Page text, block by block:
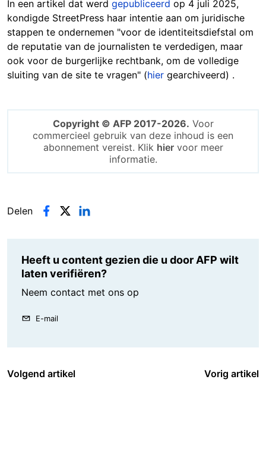
In een artikel dat werd gepubliceerd op 4 juli 2025,
kondigde StreetPress haar intentie aan om juridische
stappen te ondernemen "voor de identiteitsdiefstal om
de reputatie van de journalisten te verdedigen, maar
ook voor de burgerlijke rechtbank, om de volledige
sluiting van de site te vragen" (hier gearchiveerd) .
Copyright © AFP 2017-2026. Voor
commercieel gebruik van deze inhoud is een
abonnement vereist. Klik hiervoor meer
informatie.
Delen
Heeft u content gezien die u door AFP wilt
laten verifiëren?
Neem contact met ons op
E-mail
Volgend artikel Vorig artikel